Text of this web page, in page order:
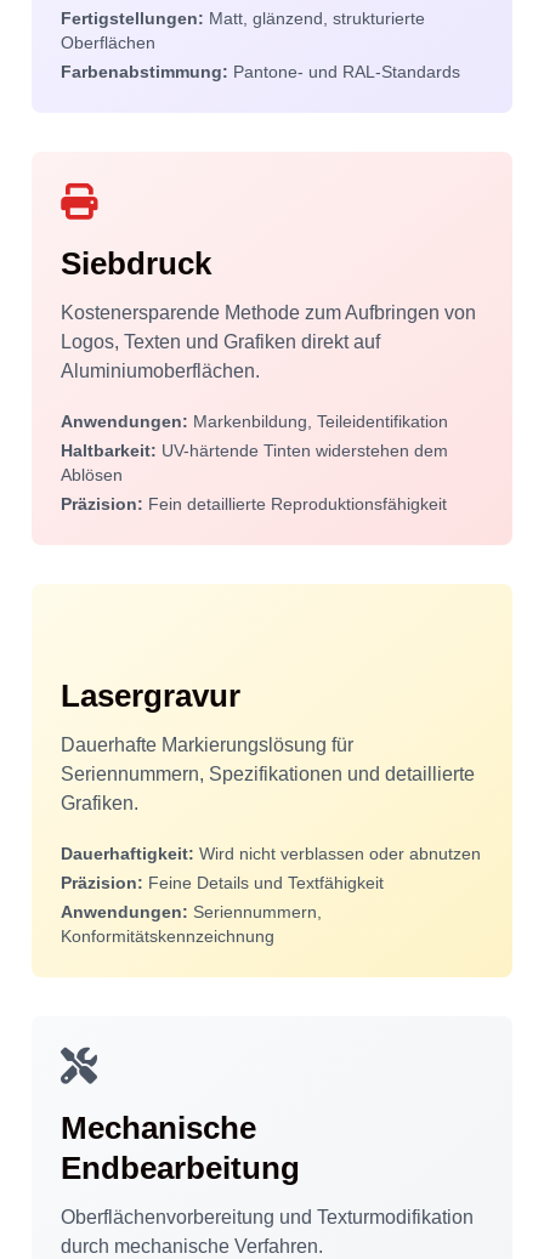
Fertigstellungen: Matt, glänzend, strukturierte
Oberflächen
Farbenabstimmung: Pantone- und RAL-Standards
Siebdruck
Kostenersparende Methode zum Aufbringen von
Logos, Texten und Grafiken direkt auf
Aluminiumoberflächen.
Anwendungen: Markenbildung, Teileidentifikation
Haltbarkeit: UV-härtende Tinten widerstehen dem
Ablösen
Präzision: Fein detaillierte Reproduktionsfähigkeit
Lasergravur
Dauerhafte Markierungslösung für
Seriennummern, Spezifikationen und detaillierte
Grafiken.
Dauerhaftigkeit: Wird nicht verblassen oder abnutzen
Präzision: Feine Details und Textfähigkeit
Anwendungen: Seriennummern,
Konformitätskennzeichnung
Mechanische
Endbearbeitung
Oberflächenvorbereitung und Texturmodifikation
durch mechanische Verfahren.